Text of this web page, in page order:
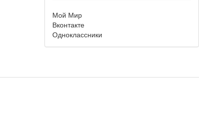
Мой Мир
Вконтакте
Одноклассники